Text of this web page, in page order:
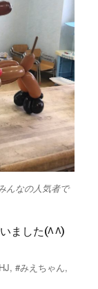
んなの人気者で
ました(^^)
,#みえちゃん,